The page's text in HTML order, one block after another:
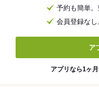
予約も簡単
会員登録な
ア
アプリなら1ヶ